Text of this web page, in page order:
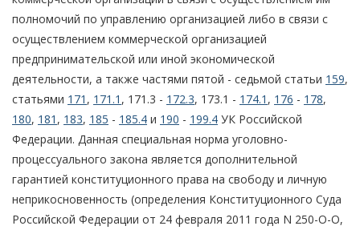
полномочий по управлению организацией либо в связи с
осуществлением коммерческой организацией
предпринимательской или иной экономической
деятельности, а также частями пятой - седьмой статьи 159,
статьями 171 , 171.1 , 171.3 - 172.3, 173.1 - 174.1 , 176 - 178,
180, 181 , 183, 185 - 185.4 и 190 - 199.4 УК Российской
Федерации. Данная специальная норма уголовно-
процессуального закона является дополнительной
гарантией конституционного права на свободу и личную
неприкосновенность (определения Конституционного Суда
Российской Федерации от 24 февраля 2011 года N 250-О-О,